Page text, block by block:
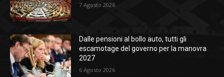
7 Agosto 2026
Dalle pensioni al bollo auto, tutti gli
escamotage del governo per la manovra
2027
6 Agosto 2026